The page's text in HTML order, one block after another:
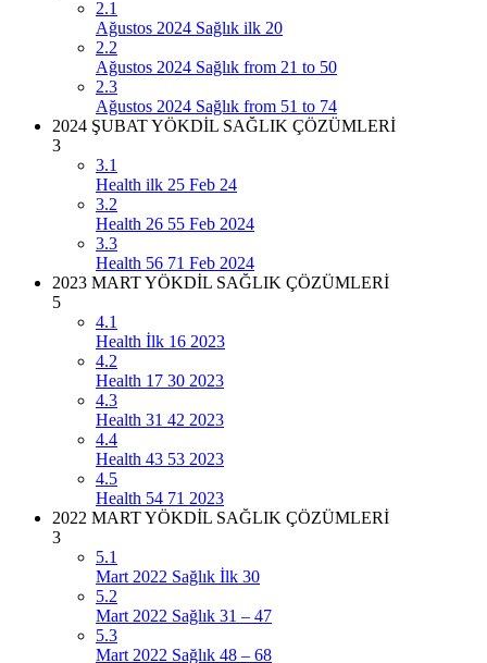
2.1
Ağustos 2024 Sağlık ilk 20
2.2
Ağustos 2024 Sağlık from 21 to 50
2.3
Ağustos 2024 Sağlık from 51 to 74
2024 ŞUBAT YÖKDİL SAĞLIK ÇÖZÜMLERİ
3
3.1
Health ilk 25 Feb 24
3.2
Health 26 55 Feb 2024
3.3
Health 56 71 Feb 2024
2023 MART YÖKDİL SAĞLIK ÇÖZÜMLERİ
5
4.1
Health İlk 16 2023
4.2
Health 17 30 2023
4.3
Health 31 42 2023
4.4
Health 43 53 2023
4.5
Health 54 71 2023
2022 MART YÖKDİL SAĞLIK ÇÖZÜMLERİ
3
5.1
Mart 2022 Sağlık İlk 30
5.2
Mart 2022 Sağlık 31 – 47
5.3
Mart 2022 Sağlık 48 – 68